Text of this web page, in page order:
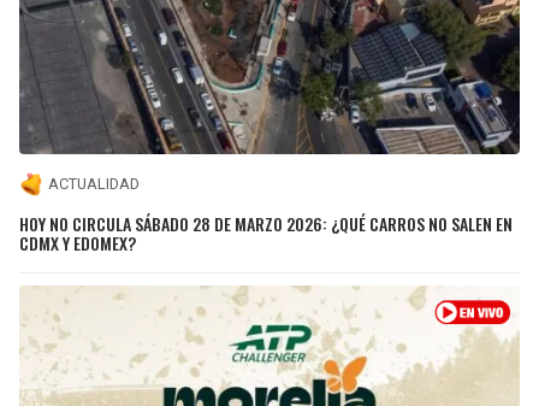
ACTUALIDAD
HOY NO CIRCULA SÁBADO 28 DE MARZO 2026: ¿QUÉ CARROS NO SALEN EN
CDMX Y EDOMEX?